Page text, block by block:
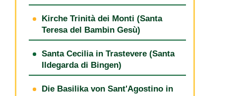
Kirche Trinità dei Monti (Santa
Teresa del Bambin Gesù)
Santa Cecilia in Trastevere (Santa
Ildegarda di Bingen)
Die Basilika von Sant'Agostino in